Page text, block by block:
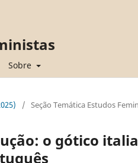
Sobre
/ Seção Temática Estudos
o gótico